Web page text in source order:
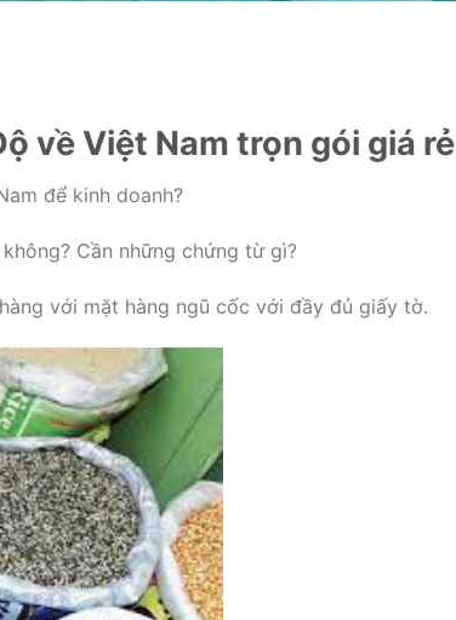
về Việt Nam trọn gói giá rẻ
để kinh doanh?
Cần những chứng từ gì?
với mặt hàng ngũ cốc với đầy đủ giấy tờ.